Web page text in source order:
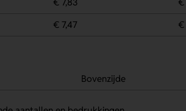
€ 7,47 €
Bovenzijde